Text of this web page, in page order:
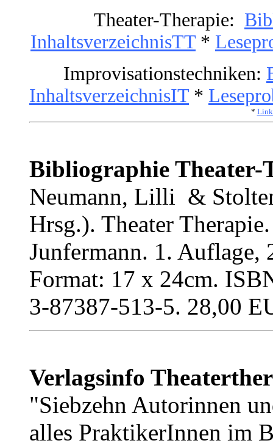
Theater-Therapie:
InhaltsverzeichnisTT *
Improvisationstechniken:
InhaltsverzeichnisIT *
*
Bibliographie Theater-
Neumann, Lilli &
Hrsg.). Theater
Junfermann. 1. Auflage,
Format: 17 x 24cm.
3-87387-513-5. 28,00
Verlagsinfo
"Siebzehn Autorinnen
alles PraktikerInnen im